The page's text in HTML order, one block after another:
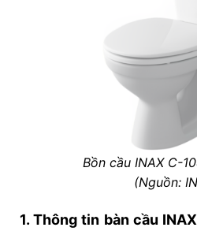
Bồn cầu INAX C-
(Nguồn:
1. Thông tin bàn cầu